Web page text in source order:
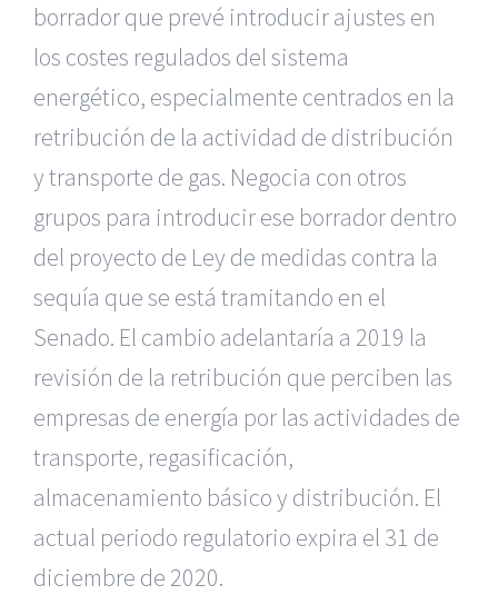
borrador que prevé introducir ajustes en
los costes regulados del sistema
energético, especialmente centrados en la
retribución de la actividad de distribución
y transporte de gas. Negocia con otros
grupos para introducir ese borrador dentro
del proyecto de Ley de medidas contra la
sequía que se está tramitando en el
Senado. El cambio adelantaría a 2019 la
revisión de la retribución que perciben las
empresas de energía por las actividades de
transporte, regasificación,
almacenamiento básico y distribución. El
actual periodo regulatorio expira el 31 de
diciembre de 2020.